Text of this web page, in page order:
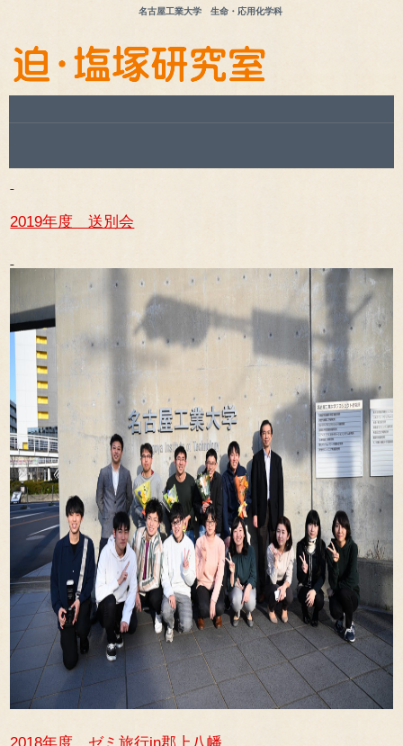
名古屋工業大学 生命・応用化学科
2019年度 送別会